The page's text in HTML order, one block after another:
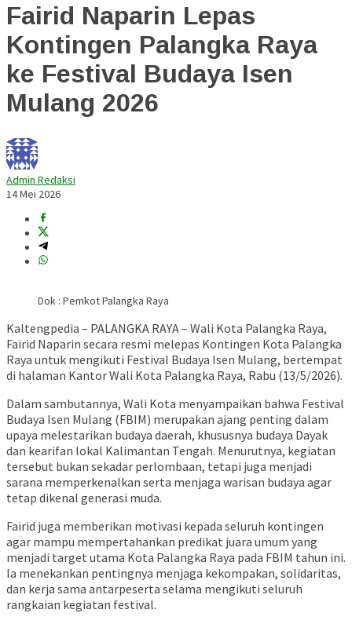
Fairid Naparin Lepas
Kontingen Palangka Raya
ke Festival Budaya Isen
Mulang 2026
Admin Redaksi
14 Mei 2026
Dok : Pemkot Palangka Raya
Kaltengpedia – PALANGKA RAYA – Wali Kota Palangka Raya,
Fairid Naparin secara resmi melepas Kontingen Kota Palangka
Raya untuk mengikuti Festival Budaya Isen Mulang, bertempat
di halaman Kantor Wali Kota Palangka Raya, Rabu (13/5/2026).
Dalam sambutannya, Wali Kota menyampaikan bahwa Festival
Budaya Isen Mulang (FBIM) merupakan ajang penting dalam
upaya melestarikan budaya daerah, khususnya budaya Dayak
dan kearifan lokal Kalimantan Tengah. Menurutnya, kegiatan
tersebut bukan sekadar perlombaan, tetapi juga menjadi
sarana memperkenalkan serta menjaga warisan budaya agar
tetap dikenal generasi muda.
Fairid juga memberikan motivasi kepada seluruh kontingen
agar mampu mempertahankan predikat juara umum yang
menjadi target utama Kota Palangka Raya pada FBIM tahun ini.
Ia menekankan pentingnya menjaga kekompakan, solidaritas,
dan kerja sama antarpeserta selama mengikuti seluruh
rangkaian kegiatan festival.